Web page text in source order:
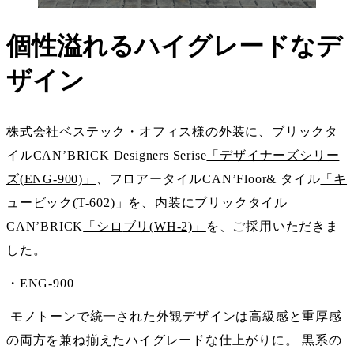
個性溢れるハイグレードなデ
ザイン
株式会社ベステック・オフィス様の外装に、ブリックタ
イルCAN’BRICK Designers Serise 「デザイナーズシリー
ズ(ENG-900)」
、フロアータイルCAN’Floor& タイル 「キ
ュービック(T-602)」 を、内装にブリックタイル
CAN’BRICK
「シロ ブリ(WH-2)」
を、ご採用いただきま
した。
・ENG-900
モノトーンで統一された外観デザインは高級感と重厚感
の両方を兼ね揃えたハイグレードな仕上がりに。 黒系の